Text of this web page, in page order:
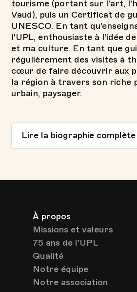
tourisme (portant sur l'art,
Vaud), puis un Certificat de
UNESCO. En tant
l'UPL, enthousiaste à l'idée
et ma culture. En tant que
régulièrement des visites à
cœur de faire découvrir aux
la région à travers son
urbain, paysager.
Lire la biographie complète
À propos
Missions et valeurs
75 ans de l'UPL
Qualité
Notre équipe
Notre association